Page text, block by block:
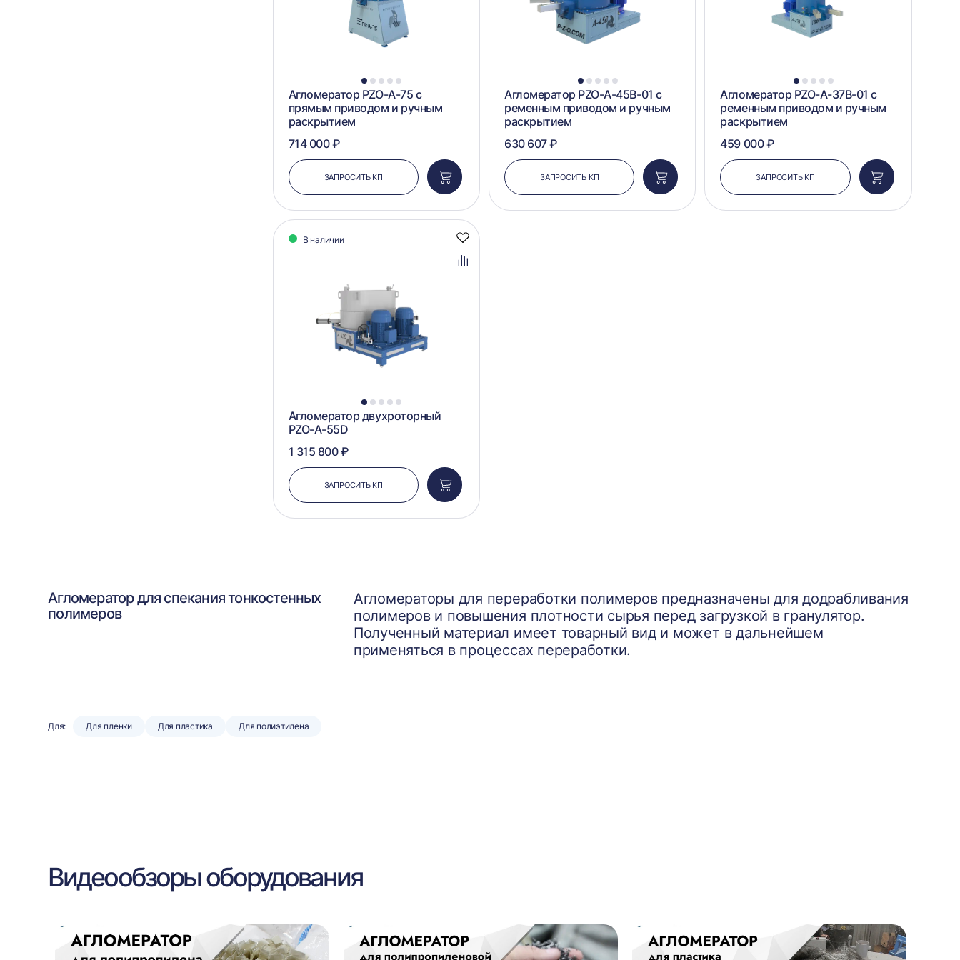
1 2 3 4 5
Агломератор PZO-А-75 с
прямым приводом и ручным
раскрытием
714 000 ₽
ЗАПРОСИТЬ КП
Добавить
в
корзину
1 2 3 4 5
Агломератор PZO-А-45B-01 с
ременным приводом и ручным
раскрытием
630 607 ₽
ЗАПРОСИТЬ КП
Добавить
в
корзину
1 2 3 4 5
Агломератор PZO-А-37B-01 с
ременным приводом и ручным
раскрытием
459 000 ₽
ЗАПРОСИТЬ КП
Добавить
в
корзину
В наличии
Добавить
Добавить
1 2 3 4 5
Агломератор двухроторный
PZO-A-55D
1 315 800 ₽
ЗАПРОСИТЬ КП
Добавить
в
корзину
Агломератор для спекания тонкостенных
полимеров
Агломераторы для переработки полимеров предназначены для додрабливания
полимеров и повышения плотности сырья перед загрузкой в гранулятор.
Полученный материал имеет товарный вид и может в дальнейшем
применяться в процессах переработки.
Для: Для пленки Для пластика Для полиэтилена
Видеообзоры оборудования